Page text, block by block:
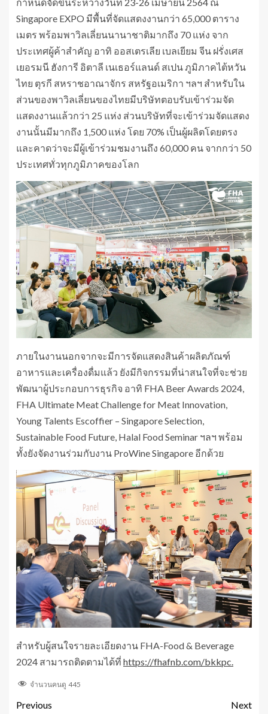
Singapore EXPO มีพื้นที่จัดแสดงงานกว่า 65,000 ตาราง
เมตร พร้อมพาวิลเลี่ยนนานาชาติมากถึง 70 แห่ง จาก
ประเทศผู้ค้าสำคัญ อาทิ ออสเตรเลีย เบลเยียม จีน ฝรั่งเศส
เยอรมนี ฮังการี อิตาลี เนเธอร์แลนด์ สเปน ภูมิภาคไต้หวัน
ไทย ตุรกี สหราชอาณาจักร สหรัฐอเมริกา ฯลฯ สำหรับใน
ส่วนของพาวิลเลี่ยนของไทยมีบริษัทตอบรับเข้าร่วมจัด
แสดงงานแล้วกว่า 25 แห่ง ส่วนบริษัทที่จะเข้าร่วมจัดแสดง
งานนั้นมีมากถึง 1,500 แห่ง โดย 70% เป็นผู้ผลิตโดยตรง
และคาดว่าจะมีผู้เข้าร่วมชมงานถึง 60,000 คน จากกว่า 50
ประเทศทั่วทุกภูมิภาคของโลก
ภายในงานนอกจากจะมีการจัดแสดงสินค้าผลิตภัณฑ์
อาหารและเครื่องดื่มแล้ว ยังมีกิจกรรมที่น่าสนใจที่จะช่วย
พัฒนาผู้ประกอบการธุรกิจ อาทิ FHA Beer Awards 2024,
FHA Ultimate Meat Challenge for Meat Innovation,
Young Talents Escoffier – Singapore Selection,
Sustainable Food Future, Halal Food Seminar ฯลฯ พร้อม
ทั้งยังจัดงานร่วมกับงาน ProWine Singapore อีกด้วย
สำหรับผู้สนใจรายละเอียดงาน FHA-Food & Beverage
2024 สามารถติดตามได้ที่ https://fhafnb.com/bkkpc.
จำนวนคนดู 445
Previous
Next